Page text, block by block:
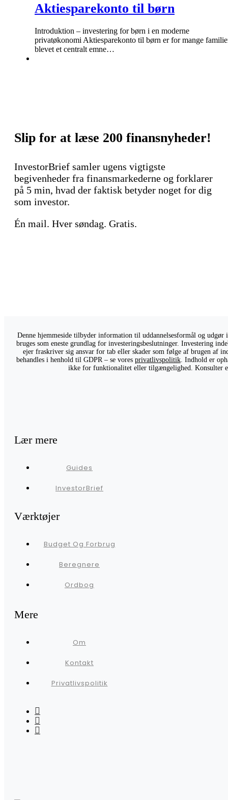
Aktiesparekonto til børn
Introduktion – investering for børn i en moderne
privatøkonomi Aktiesparekonto til børn er for mange
blevet et centralt emne…
Slip for at læse 200 finansnyheder!
InvestorBrief samler ugens vigtigste
begivenheder fra finansmarkederne og forklarer
på 5 min, hvad der faktisk betyder noget for dig
som investor.
Én mail. Hver søndag. Gratis.
Denne hjemmeside tilbyder information til uddannelsesformål og
bruges som eneste grundlag for investeringsbeslutninger. Investering
ejer fraskriver sig ansvar for tab eller skader som følge af brugen af
behandles i henhold til GDPR – se vores privatlivspolitik. Indhold er
ikke for funktionalitet eller tilgængelighed. Konsulter
Lær mere
Guides
InvestorBrief
Værktøjer
Budget Og Forbrug
Beregnere
Ordbog
Mere
Om
Kontakt
Privatlivspolitik